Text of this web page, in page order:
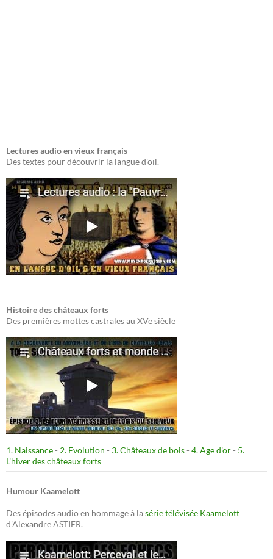
Lectures audio en vieux français
Des textes pour découvrir la langue d'oïl.
Histoire des châteaux forts
Des premières mottes castrales au XVe siècle
1. Naissance- 2. Evolution - 3. Châteaux de bois- 4. Age d’or- 5.
L’hiver des châteaux forts
Humour Kaamelott
Des épisodes audio en hommage à lasérie télévisée Kaamelott
d'Alexandre ASTIER.